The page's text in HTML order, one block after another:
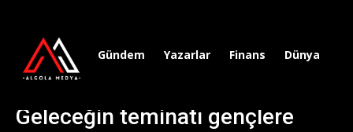
Gündem Yazarlar Finans Dünya
Geleceğin teminatı gençlere